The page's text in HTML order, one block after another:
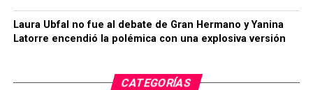
Laura Ubfal no fue al debate de Gran Hermano y Yanina
Latorre encendió la polémica con una explosiva versión
CATEGORÍAS